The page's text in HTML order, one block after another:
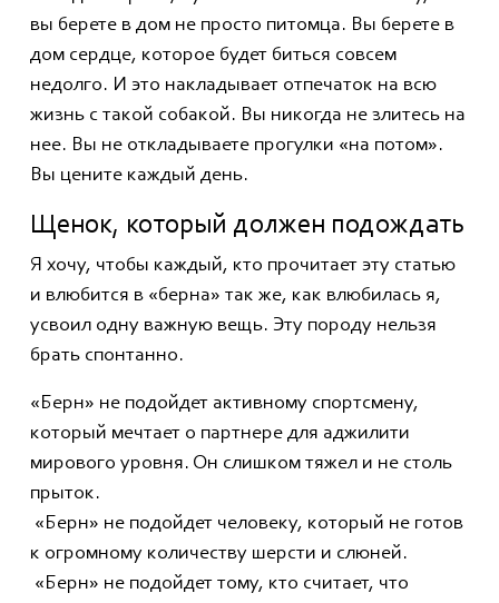
вы берете в дом не просто питомца. Вы берете в
дом сердце, которое будет биться совсем
недолго. И это накладывает отпечаток на всю
жизнь с такой собакой. Вы никогда не злитесь на
нее. Вы не откладываете прогулки «на потом».
Вы цените каждый день.
Щенок, который должен подождать
Я хочу, чтобы каждый, кто прочитает эту статью
и влюбится в «берна» так же, как влюбилась я,
усвоил одну важную вещь. Эту породу нельзя
брать спонтанно.
«Берн» не подойдет активному спортсмену,
который мечтает о партнере для аджилити
мирового уровня. Он слишком тяжел и не столь
прыток.
«Берн» не подойдет человеку, который не готов
к огромному количеству шерсти и слюней.
«Берн» не подойдет тому, кто считает, что